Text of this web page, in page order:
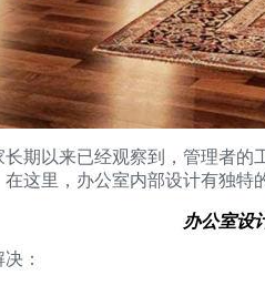
期以来已经观察到，管理者
这里，办公室内部设计有独特
办公室设
：